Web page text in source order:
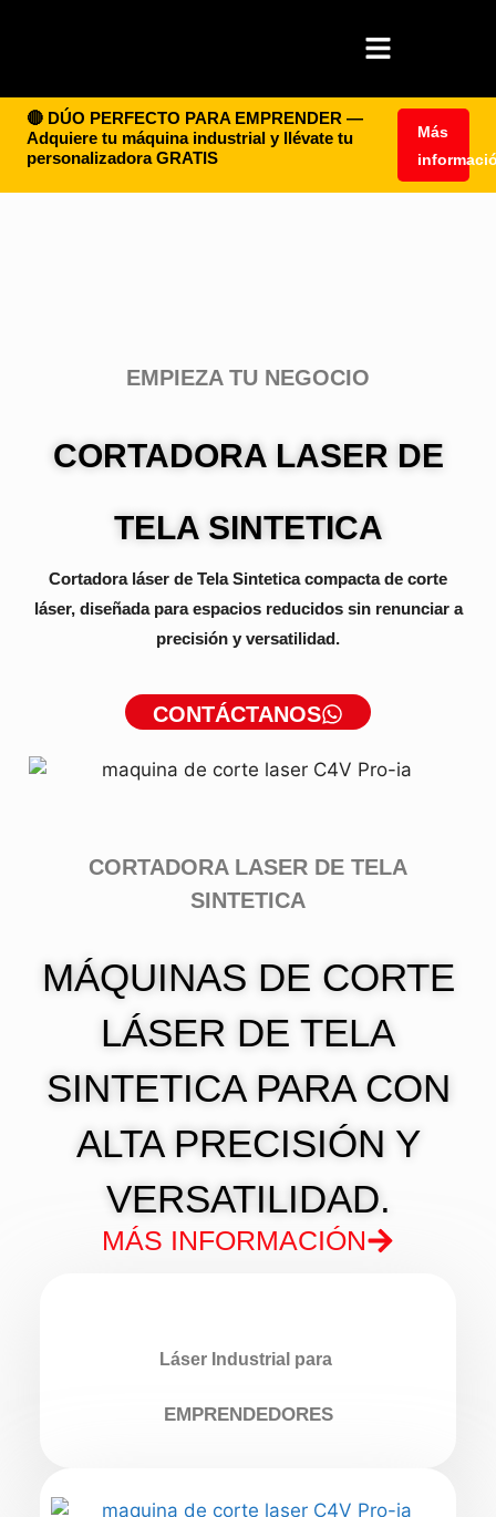
🔴 DÚO PERFECTO PARA EMPRENDER —
Adquiere tu máquina industrial y llévate tu
personalizadora GRATIS
Más
EMPIEZA TU NEGOCIO
CORTADORA LASER DE
TELA SINTETICA
Cortadora láser de Tela Sintetica compacta de corte
láser, diseñada para espacios reducidos sin renunciar a
precisión y versatilidad.
CONTÁCTANOS
CORTADORA LASER DE TELA
SINTETICA
MÁQUINAS DE CORTE
LÁSER DE TELA
SINTETICA PARA CON
ALTA PRECISIÓN Y
VERSATILIDAD.
MÁS INFORMACIÓN
Láser Industrial para
EMPRENDEDORES